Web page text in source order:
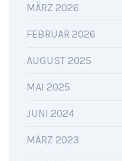
MÄRZ 2026
FEBRUAR 2026
AUGUST 2025
MAI 2025
JUNI 2024
MÄRZ 2023